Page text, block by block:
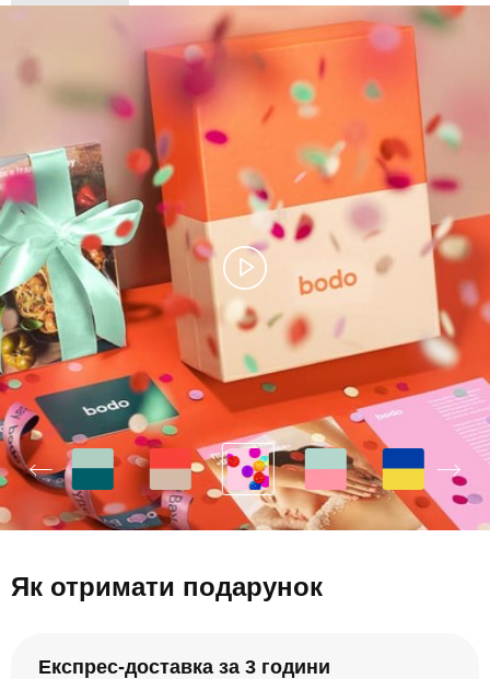
Як отримати подарунок
Експрес-доставка за 3 години